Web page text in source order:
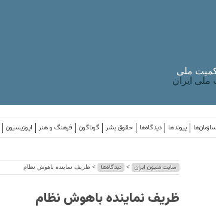
ملی
ایران
اپوزیسیون فرهنگ و هنر گوناگون حقوق بشر دیدگاه‌ها پیوندها سازمان‌ها
سایت ملیون ایران > دیدگاه‌ها > ظریف نماینده باهوش نظام
ظریف نماینده باهوش نظام